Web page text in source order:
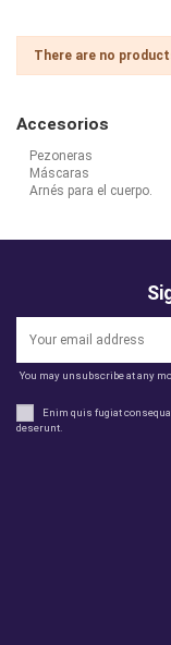
There are no
Accesorios
Pezoneras
Máscaras
Arnés para el cuerpo.
You may unsubscribe at any
Enim quis fugiat
deserunt.